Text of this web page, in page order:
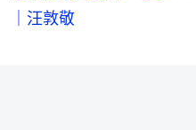
｜汪敦敬